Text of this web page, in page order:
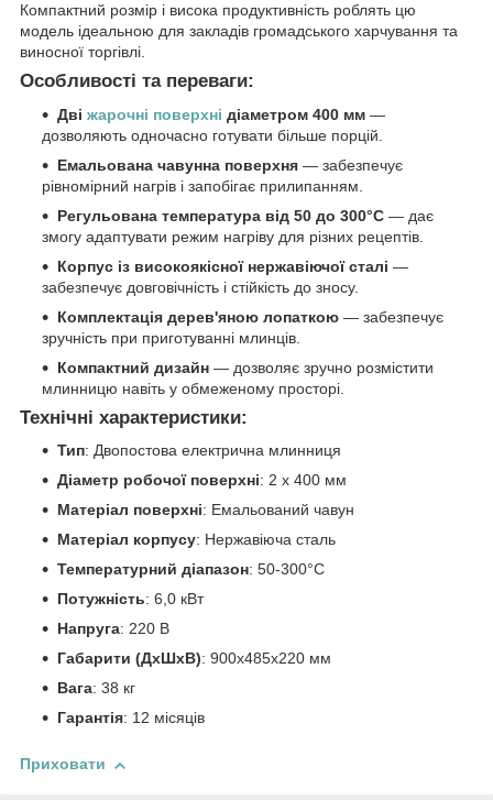
Компактний розмір і висока продуктивність роблять цю
модель ідеальною для закладів громадського харчування та
виносної торгівлі.
Особливості та переваги:
Дві жарочні поверхні діаметром 400 мм —
дозволяють одночасно готувати більше порцій.
Емальована чавунна поверхня — забезпечує
рівномірний нагрів і запобігає прилипанням.
Регульована температура від 50 до 300°C — дає
змогу адаптувати режим нагріву для різних рецептів.
Корпус із високоякісної нержавіючої сталі —
забезпечує довговічність і стійкість до зносу.
Комплектація дерев'яною лопаткою — забезпечує
зручність при приготуванні млинців.
Компактний дизайн — дозволяє зручно розмістити
млинницю навіть у обмеженому просторі.
Технічні характеристики:
Тип: Двопостова електрична млинниця
Діаметр робочої поверхні: 2 x 400 мм
Матеріал поверхні: Емальований чавун
Матеріал корпусу: Нержавіюча сталь
Температурний діапазон: 50-300°C
Потужність: 6,0 кВт
Напруга: 220 В
Габарити (ДxШxВ): 900x485x220 мм
Вага: 38 кг
Гарантія: 12 місяців
Приховати